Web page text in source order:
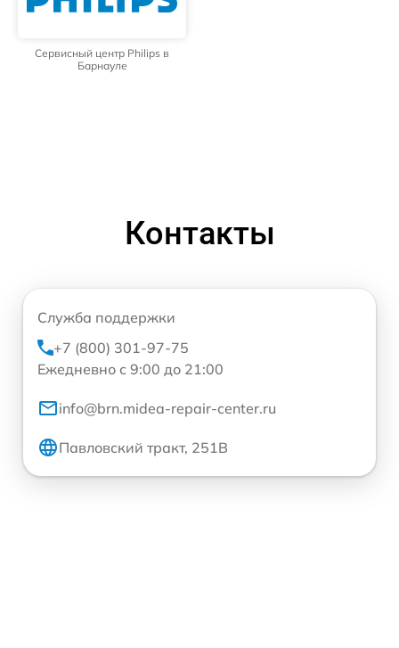
Сервисный центр Philips в
Барнауле
Контакты
Служба поддержки
+7 (800) 301-97-75
Ежедневно с 9:00 до 21:00
info@brn.midea-repair-center.ru
Павловский тракт, 251В